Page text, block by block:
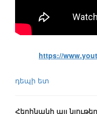
https://
դեպի ետ
Հեղինակի այլ նյութեր